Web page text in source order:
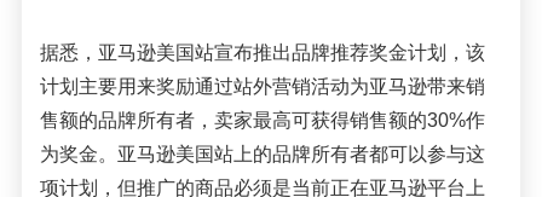
据悉， 亚马逊美国站宣布推出品牌推荐奖金计划，该
计划主要用来奖励通过站外营销活动为亚马逊带来销
售额的品牌所有者，卖家最高可获得销售额的30%作
为奖金。 亚马逊美国站上的品牌所有者都可以参与这
项计划，但推广的商品必须是当前正在亚马逊平台上